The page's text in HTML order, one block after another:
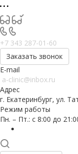
+7 343 287-01-60
Заказать звонок
E-mail
a-clinic@inbox.ru
Адрес
г. Екатеринбург, ул.
Режим работы
Пн. – Пт.: с 8:00 до